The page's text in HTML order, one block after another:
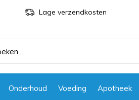
Onderhoud Voeding Apotheek
Lage verzendkosten